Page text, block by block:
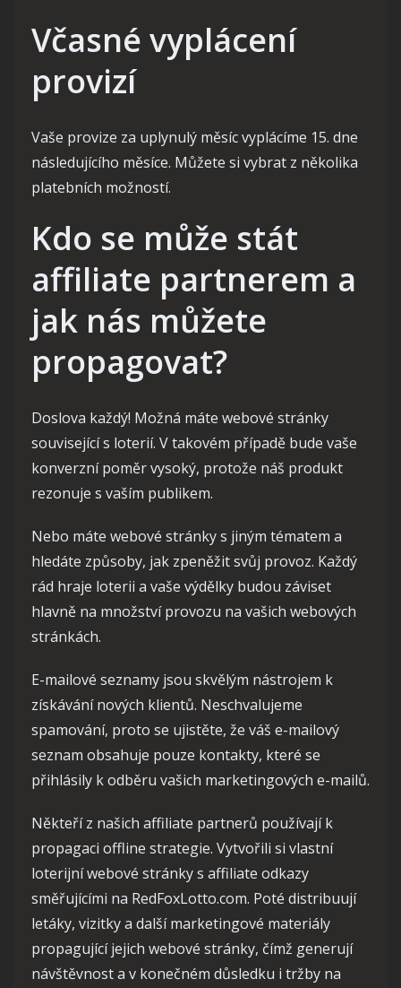
Včasné vyplácení
provizí
Vaše provize za uplynulý měsíc vyplácíme 15. dne
následujícího měsíce. Můžete si vybrat z několika
platebních možností.
Kdo se může stát
affiliate partnerem a
jak nás můžete
propagovat?
Doslova každý! Možná máte webové stránky
související s loterií. V takovém případě bude vaše
konverzní poměr vysoký, protože náš produkt
rezonuje s vaším publikem.
Nebo máte webové stránky s jiným tématem a
hledáte způsoby, jak zpeněžit svůj provoz. Každý
rád hraje loterii a vaše výdělky budou záviset
hlavně na množství provozu na vašich webových
stránkách.
E-mailové seznamy jsou skvělým nástrojem k
získávání nových klientů. Neschvalujeme
spamování, proto se ujistěte, že váš e-mailový
seznam obsahuje pouze kontakty, které se
přihlásily k odběru vašich marketingových e-mailů.
Někteří z našich affiliate partnerů používají k
propagaci offline strategie. Vytvořili si vlastní
loterijní webové stránky s affiliate odkazy
směřujícími na RedFoxLotto.com. Poté distribuují
letáky, vizitky a další marketingové materiály
propagující jejich webové stránky, čímž generují
návštěvnost a v konečném důsledku i tržby na